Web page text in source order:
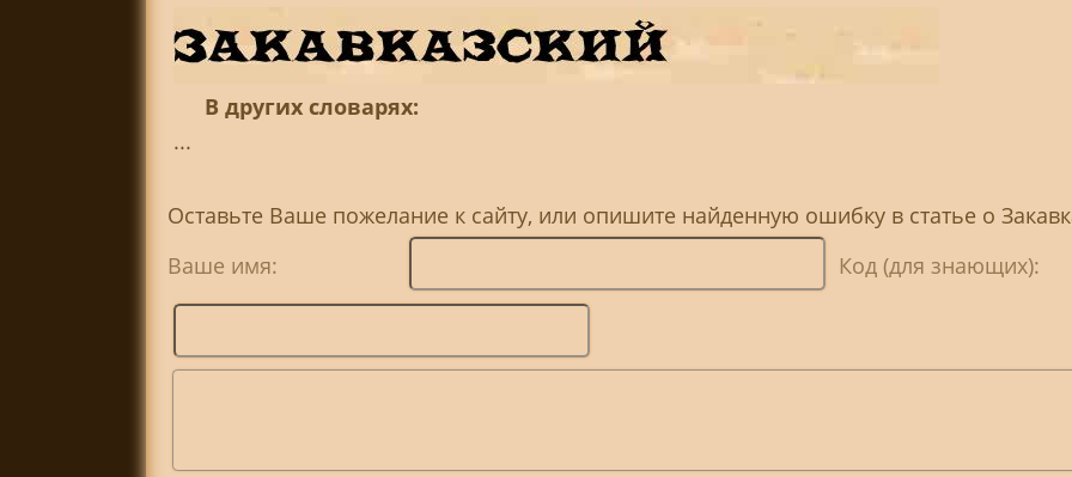
В других словарях:
...
Оставьте Ваше пожелание к сайту, или опишите найденную ошибку в статье о
Ваше имя:
Код (для знающих):